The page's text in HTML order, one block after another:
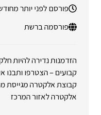
פורסם לפני יותר
פורסמה ברשת
הזדמנות נדירה להיות
קבועים – הצטרפו ותבנו
קבוצת אלקטרה מגייסת
אלקטרה לאזור המרכז